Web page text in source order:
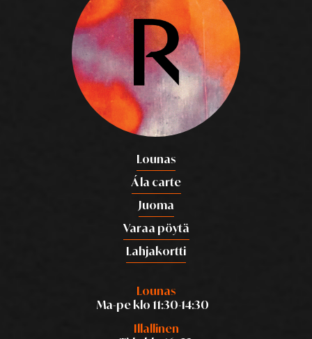
Lounas
Á la carte
Juoma
Varaa pöytä
Lahjakortti
Lounas
Ma-pe klo 11:30-14:30
Illallinen